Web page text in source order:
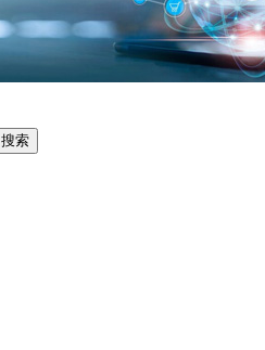
搜索